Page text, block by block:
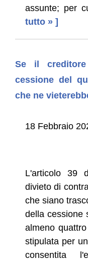
assunte; per
tutto » ]
Se il
cessione del
che ne
18 Febbraio
L'articolo 39
divieto di
che siano
della cessione
almeno
stipulata per
consentita